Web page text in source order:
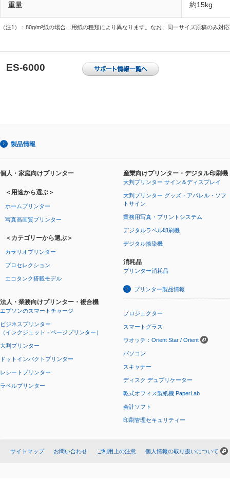
重量 約15kg
（注1）：80g/m²紙の場合、用紙の種類により異なります。なお、同一サイズ原稿のみ対
ES-6000
製品情報
個人・家庭向けプリンター
＜用途から選ぶ＞
ホームプリンター
写真高画質プリンター
＜カテゴリーから選ぶ＞
カラリオプリンター
プロセレクション
エコタンク搭載モデル
法人・業務向けプリンター・複合機
エプソンのスマートチャージ
ビジネスプリンター
（インクジェット・ページプリンター）
大判プリンター
ドットインパクトプリンター
レシートプリンター
ラベルプリンター
産業向けプリンター・デジタル印刷機
大判プリンター サイン＆ディスプレイ
大判プリンター グッズ・アパレル・ソフ
トサイン
業務用写真・プリントシステム
デジタルラベル印刷機
デジタル捺染機
消耗品
プリンター消耗品
プリンター製品情報
プロジェクター
スマートグラス
ウオッチ：Orient Star / Orient
パソコン
スキャナー
ディスク デュプリケーター
乾式オフィス製紙機 PaperLab
会計ソフト
印刷管理セキュリティー
サイトマップ お問い合わせ ご利用上の注意 個人情報の取り扱いについて